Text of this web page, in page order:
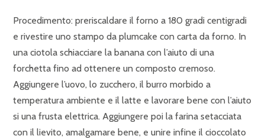
Procedimento: preriscaldare il forno a 180 gradi centigradi
e rivestire uno stampo da plumcake con carta da forno. In
una ciotola schiacciare la banana con l’aiuto di una
forchetta fino ad ottenere un composto cremoso.
Aggiungere l’uovo, lo zucchero, il burro morbido a
temperatura ambiente e il latte e lavorare bene con l’aiuto
si una frusta elettrica. Aggiungere poi la farina setacciata
con il lievito, amalgamare bene, e unire infine il cioccolato